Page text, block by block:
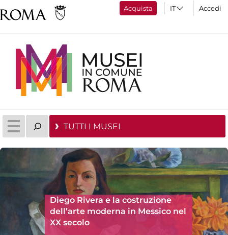
Acquista Accedi
TUTTI I MUSEI
Diego Rivera e la costruzione
dell’arte moderna in Messico nel
XX secolo